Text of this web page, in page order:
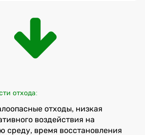
отхода:
отходы, низкая
воздействия на
время восстановления